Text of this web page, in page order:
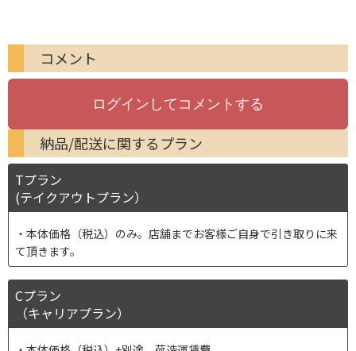
コメント
納品/配送に関するプラン
Tプラン
(テイクアウトプラン）
本体価格（税込）のみ。店舗までお客様ご自身で引き取りに来
て頂きます。
Cプラン
（キャリアプラン）